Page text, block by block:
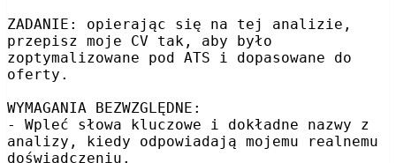
ZADANIE: opierając się na tej analizie,
przepisz moje CV tak, aby było
zoptymalizowane pod ATS i dopasowane do
oferty.
WYMAGANIA BEZWZGLĘDNE:
- Wpleć słowa kluczowe i dokładne nazwy z
analizy, kiedy odpowiadają mojemu realnemu
doświadczeniu.